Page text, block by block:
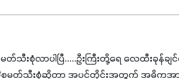
သီးစုံလာပါပြီ.....ဦးကြီးတို့ရေ ‌လေထီးခုန်
စမတ်သီးစုံဆိုတာ အပင်တိုင်းအတွက် အဓိကအာဟ